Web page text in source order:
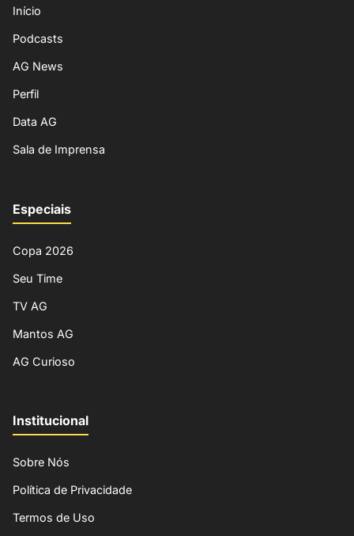
Início
Podcasts
AG News
Perfil
Data AG
Sala de Imprensa
Especiais
Copa 2026
Seu Time
TV AG
Mantos AG
AG Curioso
Institucional
Sobre Nós
Política de Privacidade
Termos de Uso